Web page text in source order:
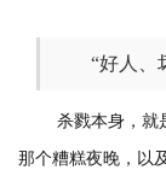
“好人、
杀戮本身，就
那个糟糕夜晚，以